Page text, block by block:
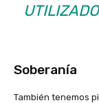
Soberanía
También tenemos